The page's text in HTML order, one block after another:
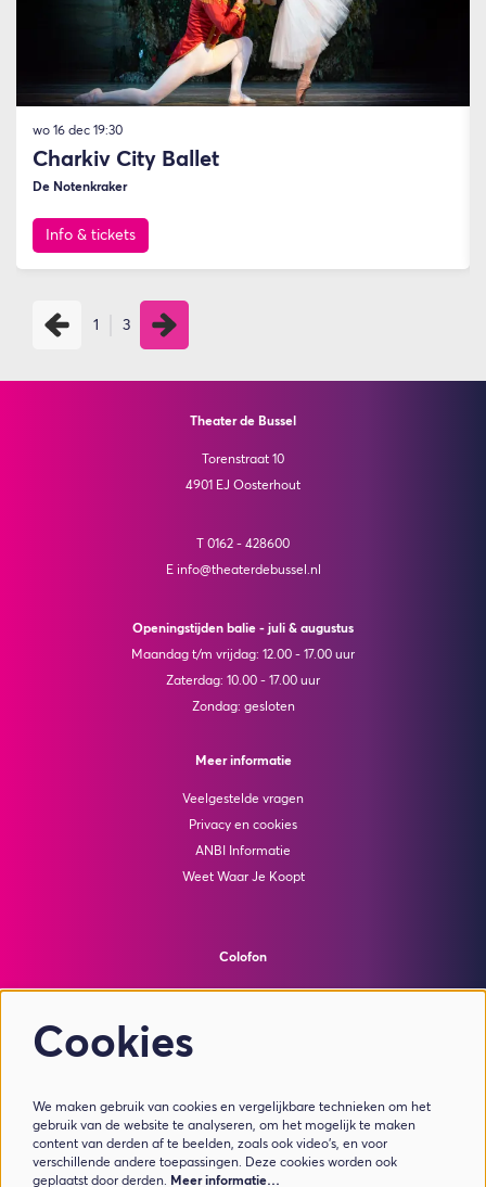
Charkiv City Ballet
De Notenkraker
wo 16 dec 19:30
Info & tickets
1 3
Theater de Bussel
Torenstraat 10
4901 EJ Oosterhout
T 0162 - 428600
E info@theaterdebussel.nl
Openingstijden balie - juli & augustus
Maandag t/m vrijdag: 12.00 - 17.00 uur
Zaterdag: 10.00 - 17.00 uur
Zondag: gesloten
Meer informatie
Veelgestelde vragen
Privacy en cookies
ANBI Informatie
Weet Waar Je Koopt
Colofon
Cookies
We maken gebruik van cookies en vergelijkbare technieken om het
gebruik van de website te analyseren, om het mogelijk te maken
content van derden af te beelden, zoals ook video’s, en voor
verschillende andere toepassingen. Deze cookies worden ook
geplaatst door derden. Meer informatie…